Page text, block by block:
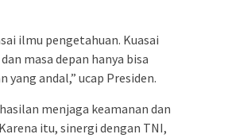
ilmu pengetahuan. Kuasai
masa depan hanya bisa
andal,” ucap Presiden.
menjaga keamanan dan
itu, sinergi dengan TNI,